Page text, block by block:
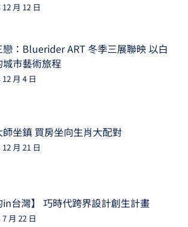
月 12 日
戀：Bluerider ART 冬季三展聯映 以白
市藝術旅程
月 4 日
師坐鎮 買房坐向生肖大配對
月 21 日
in台灣】 巧時代跨界設計創生計畫
月 22 日